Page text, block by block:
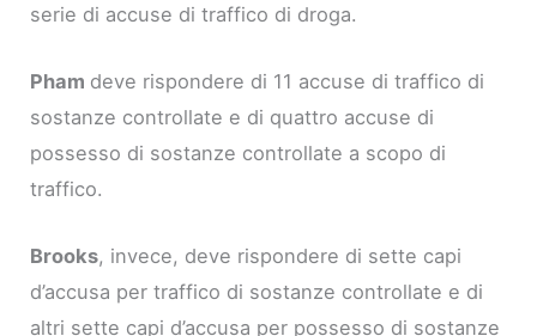
serie di accuse di traffico di droga.
Pham deve rispondere di 11 accuse di traffico di
sostanze controllate e di quattro accuse di
possesso di sostanze controllate a scopo di
traffico.
Brooks, invece, deve rispondere di sette capi
d’accusa per traffico di sostanze controllate e di
altri sette capi d’accusa per possesso di sostanze